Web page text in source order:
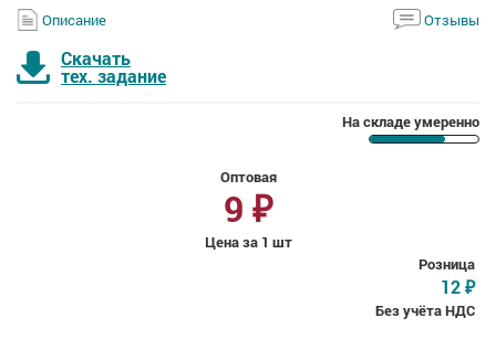
Описание Отзывы
Скачать
тех. задание
На складе умеренно
Оптовая
9 ₽
Цена за 1 шт
Розница
12 ₽
Без учёта НДС